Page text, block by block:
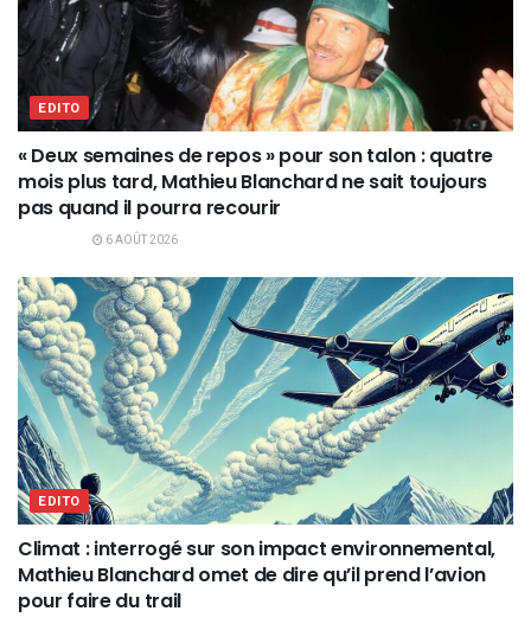
EDITO
« Deux semaines de repos » pour son talon : quatre
mois plus tard, Mathieu Blanchard ne sait toujours
pas quand il pourra recourir
6 AOÛT 2026
EDITO
Climat : interrogé sur son impact environnemental,
Mathieu Blanchard omet de dire qu’il prend l’avion
pour faire du trail